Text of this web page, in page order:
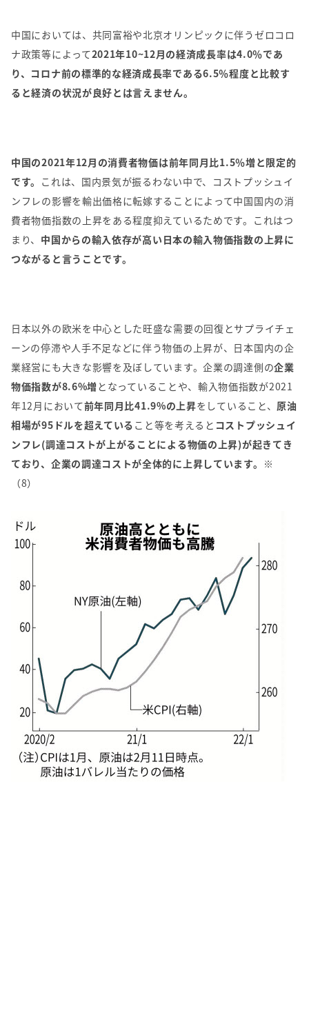
中国においては、共同富裕や北京オリンピックに伴うゼロコロ
ナ政策等によって2021年10~12月の経済成長率は4.0％であ
り、コロナ前の標準的な経済成長率である6.5％程度と比較す
ると経済の状況が良好とは言えません。
中国の2021年12月の消費者物価は前年同月比1.5％増と限定的
です。 これは、国内景気が振るわない中で、コストプッシュイ
ンフレの影響を輸出価格に転嫁することによって中国国内の消
費者物価指数の上昇をある程度抑えているためです。これはつ
まり、 中国からの輸入依存が高い日本の輸入物価指数の上昇に
つながると言うことです。
日本以外の欧米を中心とした旺盛な需要の回復とサプライチェ
ーンの停滞や人手不足などに伴う物価の上昇が、日本国内の企
業経営にも大きな影響を及ぼしています。企業の調達側の企業
物価指数が8.6%増 となっていることや、輸入物価指数が2021
年12月において前年同月比41.9%の上昇をしていること、 原油
相場が95ドルを超えている こと等を考えると コストプッシュイ
ンフレ(調達コストが上がることによる物価の上昇)が起きてき
ており、企業の調達コストが全体的に上昇しています。 ※
（8）